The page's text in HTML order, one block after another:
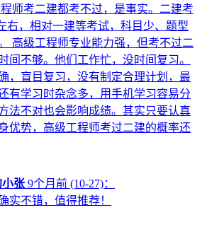
师考二建都考不过，是事实。二建考
右，相对一建等考试，科目少、题型
高级工程师专业能力强，但考不过二
间不够。他们工作忙，没时间复习。
，盲目复习，没有制定合理计划，最
有学习时杂念多，用手机学习容易分
法不对也会影响成绩。其实只要认真
优势，高级工程师考过二建的概率还
小张 9个月前 (10-27)：
实不错，值得推荐！